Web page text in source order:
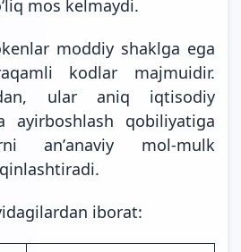
mos kelmaydi.
moddiy shaklga ega
kodlar majmuidir.
ular aniq iqtisodiy
ayirboshlash qobiliyatiga
anʼanaviy mol-mulk
iborat: